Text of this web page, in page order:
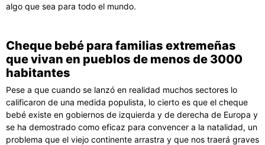
algo que sea para todo el mundo.
Cheque bebé para familias extremeñas
que vivan en pueblos de menos de 3000
habitantes
Pese a que cuando se lanzó en realidad muchos sectores lo
calificaron de una medida populista, lo cierto es que el cheque
bebé existe en gobiernos de izquierda y de derecha de Europa y
se ha demostrado como eficaz para convencer a la natalidad, un
problema que el viejo continente arrastra y que nos traerá graves